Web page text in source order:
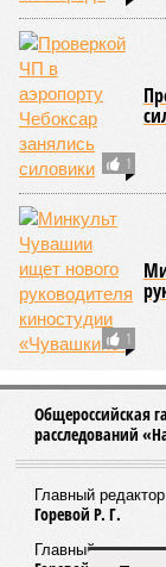
1
1
Общероссийская
расследований
Главный
Горевой Р. Г.
Главный